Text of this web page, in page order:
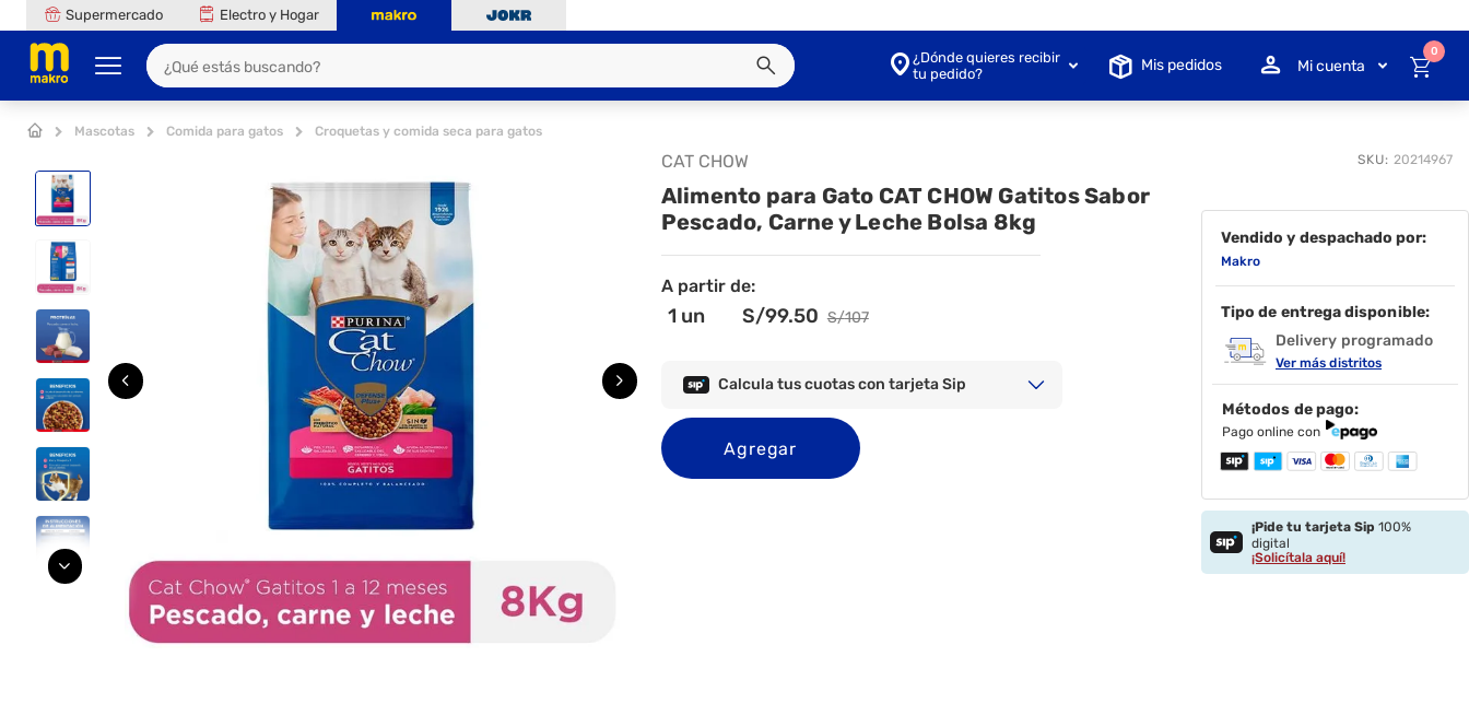
Supermercado Electro y Hogar
¿Dónde quieres recibir
tu pedido?
Mis pedidos Mi cuenta
0
Mascotas Comida para gatos Croquetas y comida seca para gatos
CAT CHOW SKU: 20214967
Alimento para Gato CAT CHOW Gatitos Sabor
Pescado, Carne y Leche Bolsa 8kg
A partir de:
1 un S/99.50 S/107
Calcula tus cuotas con tarjeta Sip
Agregar
Vendido y despachado por:
Makro
Tipo de entrega disponible:
Delivery programado
Ver más distritos
Métodos de pago:
Pago online con
¡Pide tu tarjeta Sip 100%
digital
¡Solicítala aquí!